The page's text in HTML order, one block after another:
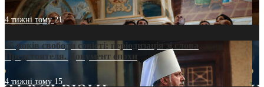
4 тижні тому21
35 років свободи совісті: періодизація зі слова
Предстоятеля. Документ епохи
4 тижні тому 15